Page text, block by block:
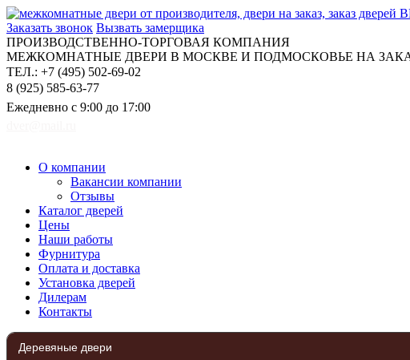
Заказать звонок Вызвать замерщика
ПРОИЗВОДСТВЕННО-ТОРГОВАЯ КОМПАНИЯ
МЕЖКОМНАТНЫЕ ДВЕРИ В МОСКВЕ И ПОДМОСКОВЬЕ НА
ТЕЛ.: +7 (495) 502-69-02
8 (925) 585-63-77
Ежедневно с 9:00 до 17:00
О компании
Вакансии компании
Отзывы
Каталог дверей
Цены
Наши работы
Фурнитура
Оплата и доставка
Установка дверей
Дилерам
Контакты
Деревяные двери